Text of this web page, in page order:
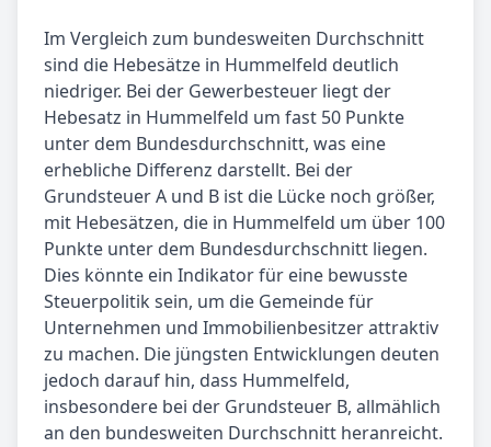
Im Vergleich zum bundesweiten Durchschnitt
sind die Hebesätze in Hummelfeld deutlich
niedriger. Bei der Gewerbesteuer liegt der
Hebesatz in Hummelfeld um fast 50 Punkte
unter dem Bundesdurchschnitt, was eine
erhebliche Differenz darstellt. Bei der
Grundsteuer A und B ist die Lücke noch größer,
mit Hebesätzen, die in Hummelfeld um über 100
Punkte unter dem Bundesdurchschnitt liegen.
Dies könnte ein Indikator für eine bewusste
Steuerpolitik sein, um die Gemeinde für
Unternehmen und Immobilienbesitzer attraktiv
zu machen. Die jüngsten Entwicklungen deuten
jedoch darauf hin, dass Hummelfeld,
insbesondere bei der Grundsteuer B, allmählich
an den bundesweiten Durchschnitt heranreicht.